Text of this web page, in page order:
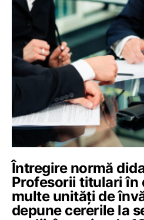
Întregire normă
Profesorii titulari în
multe unități de
depune cererile la